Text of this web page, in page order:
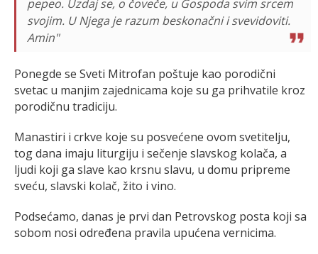
pepeo. Uzdaj se, o čoveče, u Gospoda svim srcem
svojim. U Njega je razum beskonačni i svevidoviti.
Amin"
Ponegde se Sveti Mitrofan poštuje kao porodični
svetac u manjim zajednicama koje su ga prihvatile kroz
porodičnu tradiciju.
Manastiri i crkve koje su posvećene ovom svetitelju,
tog dana imaju liturgiju i sečenje slavskog kolača, a
ljudi koji ga slave kao krsnu slavu, u domu pripreme
sveću, slavski kolač, žito i vino.
Podsećamo, danas je prvi dan Petrovskog posta koji sa
sobom nosi određena pravila upućena vernicima.